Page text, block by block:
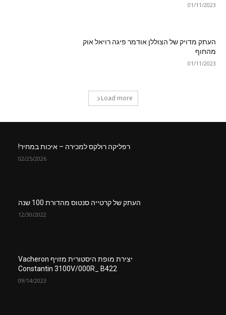
01/11/2023
העתק מדויק של הצוללן אודמר פיגה רויאל אוק
מהחוף
01/11/2023
Load more
רפליקה רולקס למכירה – איכות במחיר!
02/25/2026
העתק של קרטייה סנטוס מהדורת 100 שנה
12/30/2022
יצירת מופת היסטורית מזויף Vacheron
Constantin 3100V/000R_ B422
09/14/2023